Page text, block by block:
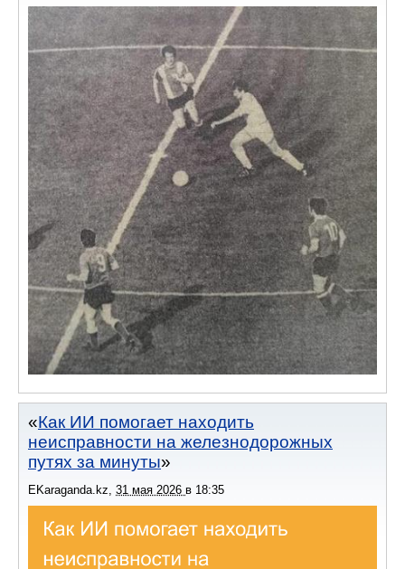
Как ИИ помогает находить
неисправности на железнодорожных
путях за минуты
EKaraganda.kz 31 мая 2026 в 18:35